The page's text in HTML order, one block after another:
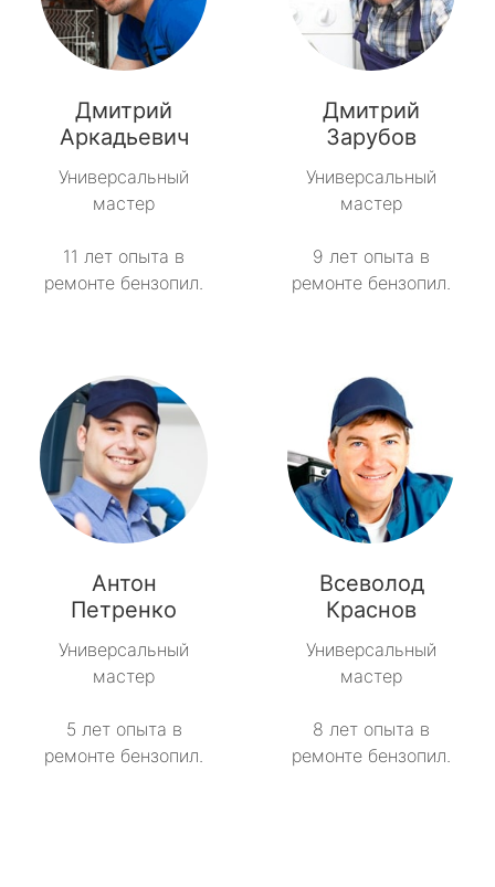
Дмитрий
Аркадьевич
Универсальный
мастер
11 лет опыта в
ремонте бензопил.
Дмитрий
Зарубов
Универсальный
мастер
9 лет опыта в
ремонте бензопил.
Антон
Петренко
Универсальный
мастер
5 лет опыта в
ремонте бензопил.
Всеволод
Краснов
Универсальный
мастер
8 лет опыта в
ремонте бензопил.